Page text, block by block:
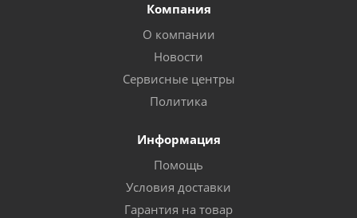
Компания
О компании
Новости
Сервисные центры
Политика
Информация
Помощь
Условия доставки
Гарантия на товар